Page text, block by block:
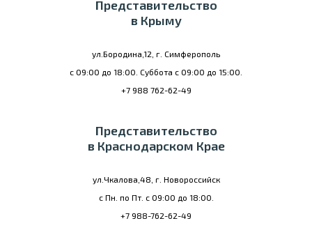
Представительство
в Крыму
ул.Бородина,12, г. Симферополь
с 09:00 до 18:00. Суббота с 09:00 до 15:00.
+7 988 762-62-49
Представительство
в Краснодарском Крае
ул.Чкалова,48, г. Новороссийск
с Пн. по Пт. с 09:00 до 18:00.
+7 988-762-62-49